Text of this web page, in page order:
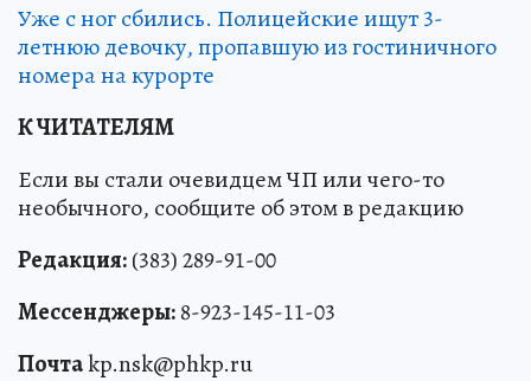
Уже с ног сбились. Полицейские ищут 3-
летнюю девочку, пропавшую из гостиничного
номера на курорте
К ЧИТАТЕЛЯМ
Если вы стали очевидцем ЧП или чего-то
необычного, сообщите об этом в редакцию
Редакция:(383) 289-91-00
Мессенджеры:8-923-145-11-03
Почтаkp.nsk@phkp.ru